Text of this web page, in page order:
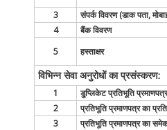
3
संपर्क विवरण (डाक पता,
4
बैंक विवरण
5
हस्ताक्षर
विभिन्न सेवा अनुरोधों का प्रसंस्करण:
1
डुप्लिकेट प्रतिभूति
2
प्रतिभूति प्रमाणपत्र का
3
प्रतिभूति प्रमाणपत्र का